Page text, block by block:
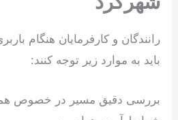
رانندگان و کارفرمایان هنگام
باید به موارد زیر توجه کنند:
بررسی دقیق مسیر در خصوص